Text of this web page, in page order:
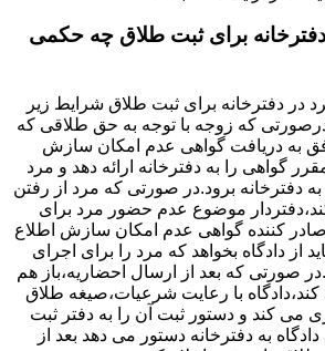
برای ثبت طلاق چه حکمی
در دفترخانه برای ثبت طلاق شرایط زیر
که زوجه با توجه به حق طلاقی که
به دریافت گواهی عدم امکان سازش
گواهی را به دفترخانه ارائه دهد و مرد
به دفترخانه برود.در صورتی که مرد از رفتن
موضوع عدم حضور مرد برای
صادر کننده گواهی عدم امکان سازش اطلاع
از دادگاه بخواهد که مرد را برای اجرای
صورتی که بعد از ارسال احضاریه،باز هم
با رعایت شرعیات،صیغه طلاق
می کند و دستور ثبت آن را به دفتر ثبت
به دفترخانه دستور می دهد بعد از